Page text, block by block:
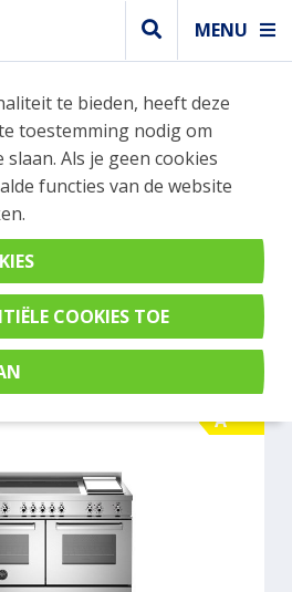
MENU
plaatsen. Wil je je
eenvoudig apparaten
Klik hier voor meer
Fornuis
PRO125I2EXT
A
te bieden, heeft deze
toestemming nodig om
Als je geen cookies
functies van de website